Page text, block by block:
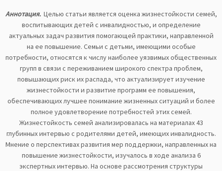
Аннотация. Целью статьи является оценка жизнестойкости семей,
воспитывающих детей с инвалидностью, и определение
актуальных задач развития помогающей практики, направленной
на ее повышение. Семьи с детьми, имеющими особые
потребности, относятся к числу наиболее уязвимых общественных
групп в связи с переживанием широкого спектра проблем,
повышающих риск их распада, что актуализирует изучение
жизнестойкости и развитие программ ее повышения,
обеспечивающих лучшее понимание жизненных ситуаций и более
полное удовлетворение потребностей этих семей.
Жизнестойкость семей анализировалась на материалах 43
глубинных интервью с родителями детей, имеющих инвалидность.
Мнение о перспективах развития мер поддержки, направленных на
повышение жизнестойкости, изучалось в ходе анализа 6
экспертных интервью. На основе рассмотрения структуры